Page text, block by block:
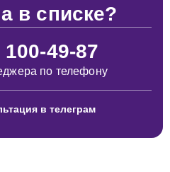
в списке?
100-49-87
по телефону
в телеграм